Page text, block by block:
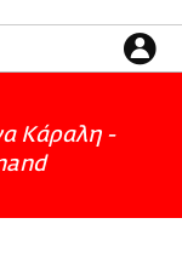
Κάραλη -